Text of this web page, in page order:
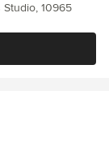
10965